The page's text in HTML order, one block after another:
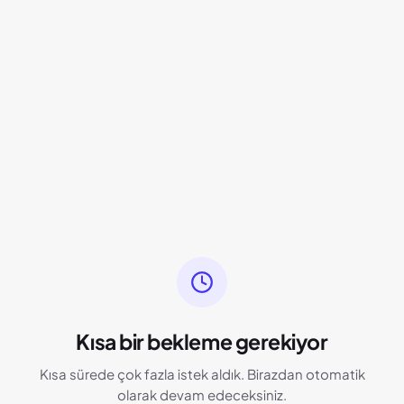
Kısa bir bekleme gerekiyor
Kısa sürede çok fazla istek aldık. Birazdan otomatik
olarak devam edeceksiniz.